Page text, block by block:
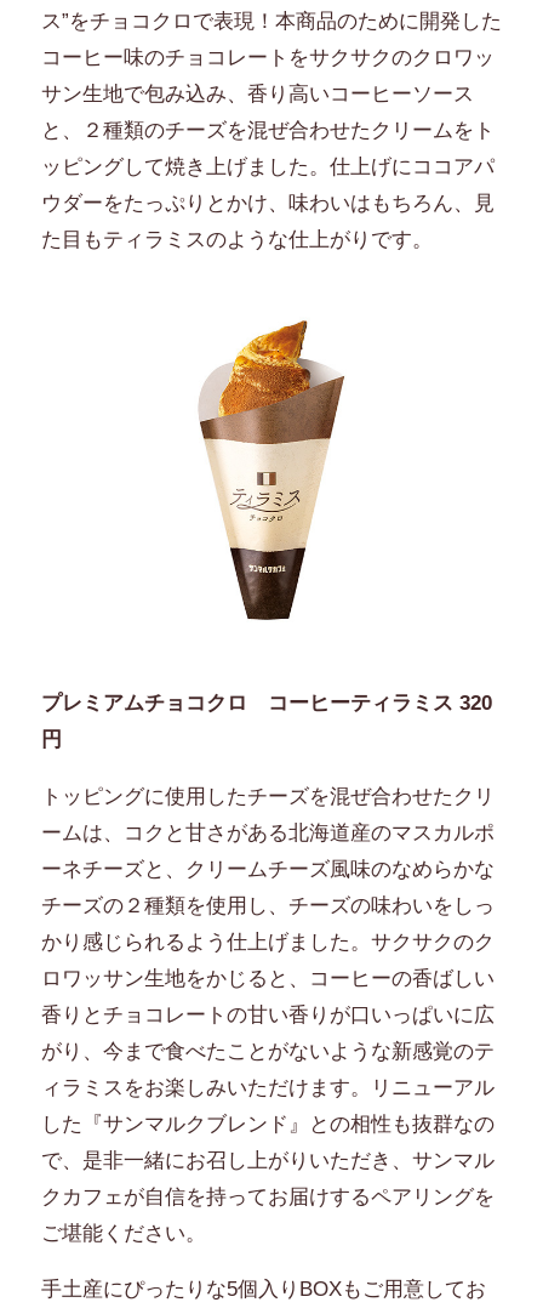
ス”をチョコクロで表現！本商品のために開発した
コーヒー味のチョコレートをサクサクのクロワッ
サン生地で包み込み、香り高いコーヒーソース
と、２種類のチーズを混ぜ合わせたクリームをト
ッピングして焼き上げました。仕上げにココアパ
ウダーをたっぷりとかけ、味わいはもちろん、見
た目もティラミスのような仕上がりです。
プレミアムチョコクロ コーヒーティラミス 320
円
トッピングに使用したチーズを混ぜ合わせたクリ
ームは、コクと甘さがある北海道産のマスカルポ
ーネチーズと、クリームチーズ風味のなめらかな
チーズの２種類を使用し、チーズの味わいをしっ
かり感じられるよう仕上げました。サクサクのク
ロワッサン生地をかじると、コーヒーの香ばしい
香りとチョコレートの甘い香りが口いっぱいに広
がり、今まで食べたことがないような新感覚のテ
ィラミスをお楽しみいただけます。リニューアル
した『サンマルクブレンド』との相性も抜群なの
で、是非一緒にお召し上がりいただき、サンマル
クカフェが自信を持ってお届けするペアリングを
ご堪能ください。
手土産にぴったりな5個入りBOXもご用意してお